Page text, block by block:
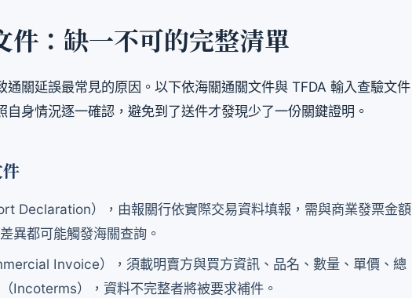
件：缺一不可的完整清單
通關延誤最常見的原因。以下依海關通關文件與 TFDA 輸入查驗文件
自身情況逐一確認，避免到了送件才發現少了一份關鍵證明。
Declaration），由報關行依實際交易資料填報，需與商業發票金額
異都可能觸發海關查詢。
Invoice），須載明賣方與買方資訊、品名、數量、單價、總
Incoterms），資料不完整者將被要求補件。